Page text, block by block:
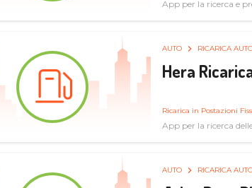
App per la ricerca e
AUTO RICARICA
Hera
Ricarica in Postazioni
App per la ricerca
AUTO RICARICA